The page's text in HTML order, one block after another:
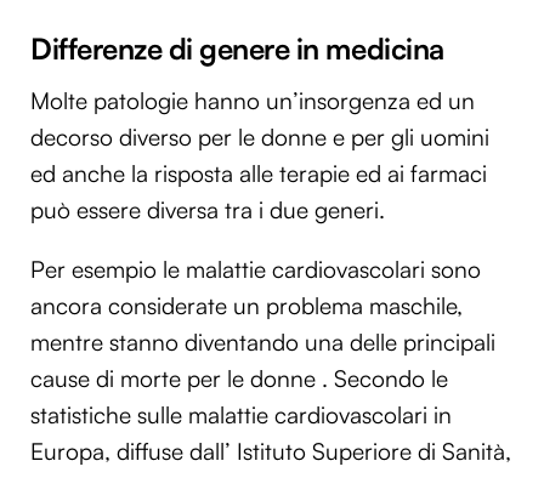
Differenze di genere in medicina
Molte patologie hanno un’insorgenza ed un
decorso diverso per le donne e per gli uomini
ed anche la risposta alle terapie ed ai farmaci
può essere diversa tra i due generi.
Per esempio le malattie cardiovascolari sono
ancora considerate un problema maschile,
mentre stanno diventando una delle principali
cause di morte per le donne . Secondo le
statistiche sulle malattie cardiovascolari in
Europa, diffuse dall’ Istituto Superiore di Sanità,